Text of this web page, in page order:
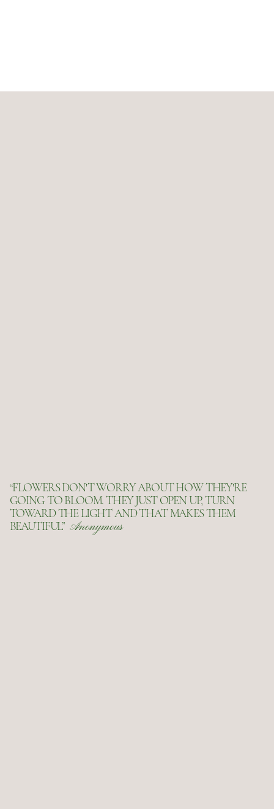
“FLOWERS DON'T WORRY ABOUT HOW THEY'RE
GOING TO BLOOM. THEY JUST OPEN UP, TURN
TOWARD THE LIGHT AND THAT MAKES THEM
BEAUTIFUL” Anonymous